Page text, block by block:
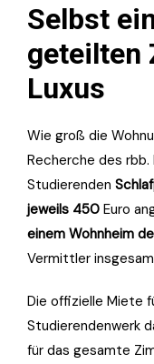
Selbst
geteilten
Luxus
Wie groß die
Recherche des rbb.
Studierenden
jeweils 450 Euro
einem Wohnheim
Vermittler
Die offizielle Miete
Studierendenwerk
für das gesamte